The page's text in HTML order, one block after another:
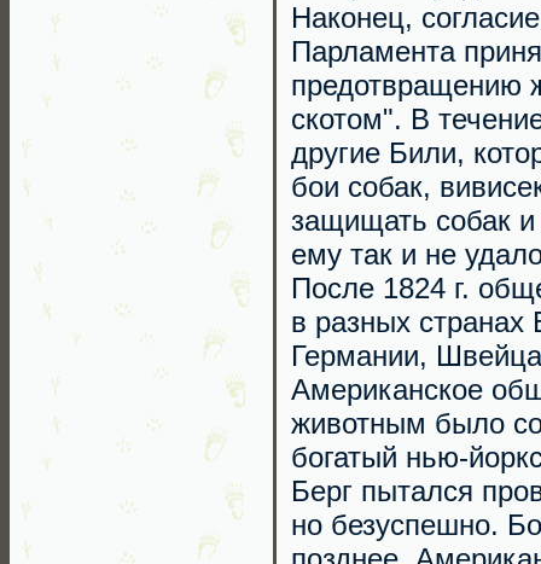
Наконец,
Парламента
предотвращению
скотом". В
другие Били,
бои собак,
защищать собак
ему так и не
После 1824 г.
в разных странах
Германии,
Американское
животным было
богатый нью-
Берг пытался
но безуспешно.